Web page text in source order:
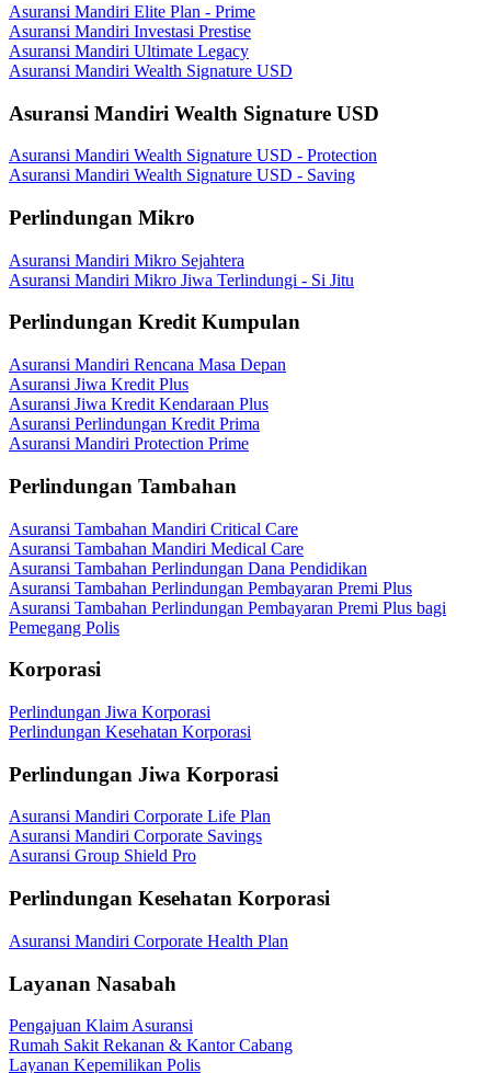
Asuransi Mandiri Elite Plan - Prime
Asuransi Mandiri Investasi Prestise
Asuransi Mandiri Ultimate Legacy
Asuransi Mandiri Wealth Signature USD
Asuransi Mandiri Wealth Signature USD
Asuransi Mandiri Wealth Signature USD - Protection
Asuransi Mandiri Wealth Signature USD - Saving
Perlindungan Mikro
Asuransi Mandiri Mikro Sejahtera
Asuransi Mandiri Mikro Jiwa Terlindungi - Si Jitu
Perlindungan Kredit Kumpulan
Asuransi Mandiri Rencana Masa Depan
Asuransi Jiwa Kredit Plus
Asuransi Jiwa Kredit Kendaraan Plus
Asuransi Perlindungan Kredit Prima
Asuransi Mandiri Protection Prime
Perlindungan Tambahan
Asuransi Tambahan Mandiri Critical Care
Asuransi Tambahan Mandiri Medical Care
Asuransi Tambahan Perlindungan Dana Pendidikan
Asuransi Tambahan Perlindungan Pembayaran Premi Plus
Asuransi Tambahan Perlindungan Pembayaran Premi Plus bagi
Pemegang Polis
Korporasi
Perlindungan Jiwa Korporasi
Perlindungan Kesehatan Korporasi
Perlindungan Jiwa Korporasi
Asuransi Mandiri Corporate Life Plan
Asuransi Mandiri Corporate Savings
Asuransi Group Shield Pro
Perlindungan Kesehatan Korporasi
Asuransi Mandiri Corporate Health Plan
Layanan Nasabah
Pengajuan Klaim Asuransi
Rumah Sakit Rekanan & Kantor Cabang
Layanan Kepemilikan Polis